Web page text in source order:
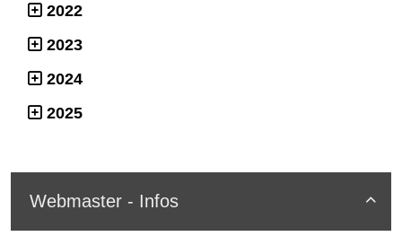
2022
2023
2024
2025

Webmaster - Infos